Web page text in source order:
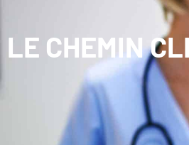
LE CHEMIN